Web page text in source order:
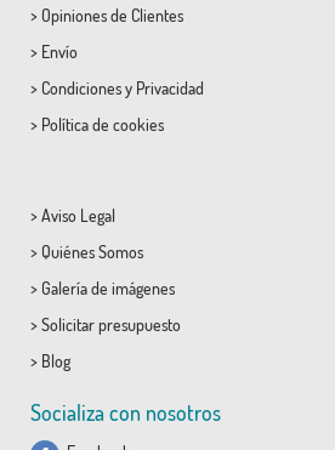
> Opiniones de Clientes
> Envío
> Condicionesy Privacidad
> Política de cookies
> Aviso Legal
> Quiénes Somos
> Galería de imágenes
> Solicitar presupuesto
> Blog
Socializa con nosotros